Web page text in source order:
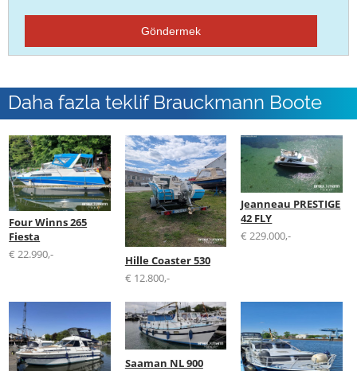
Göndermek
Daha fazla teklif Brauckmann Boote
GmbH
Four Winns 265
Fiesta
€ 22.990,-
Hille Coaster 530
€ 12.800,-
Jeanneau PRESTIGE
42 FLY
€ 229.000,-
Saaman NL 900